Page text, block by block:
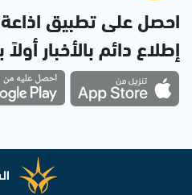
احصل على تطبيق
إطلاع دائم بالأخبار